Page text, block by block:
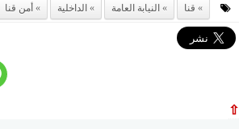
قنا النيابة العامة الداخلية أمن قنا
⇧